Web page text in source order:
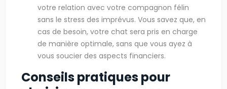
votre relation avec votre compagnon félin
sans le stress des imprévus. Vous savez que, en
cas de besoin, votre chat sera pris en charge
de manière optimale, sans que vous ayez à
vous soucier des aspects financiers.
Conseils pratiques pour